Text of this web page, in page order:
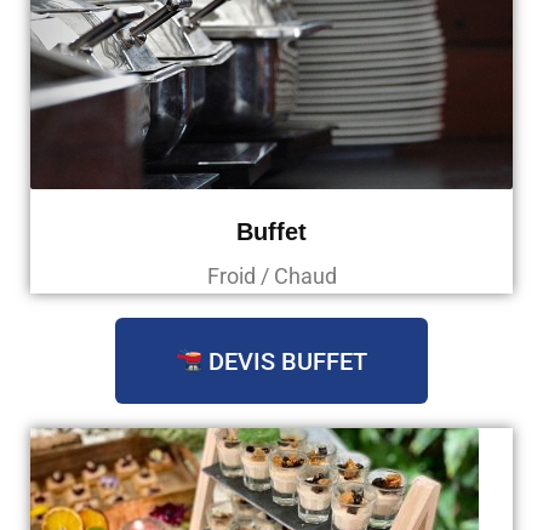
Buffet
Froid / Chaud
DEVIS BUFFET